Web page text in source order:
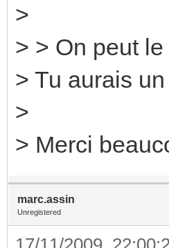
>
> > On peut
> Tu aurais
>
> Merci
marc.assin
Unregistered